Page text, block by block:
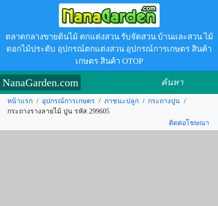
ตลาดกลางขายต้นไม้ ตกแต่งสวน รับจัดสวน บ้านและสวน ไม้
ดอกไม้ประดับ อุปกรณ์ตกแต่งสวน อุปกรณ์การเกษตร สินค้า
เกษตร สินค้า OTOP
NanaGarden.com ค้นหา
หน้าแรก / อุปกรณ์การเกษตร / ภาชนะปลูก / กระถางปูน /
กระถางรางลายไม้ ปูน รหัส.299605
ติดต่อโฆษณา